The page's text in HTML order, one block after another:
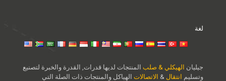
لغة
جيليان الهيكلي & صلب المنتجات لديها قدرات, القدرة والخبرة لتصنيع
وتسليم
انتقال & الاتصالات الهياكل والمنتجات ذات الصلة التي